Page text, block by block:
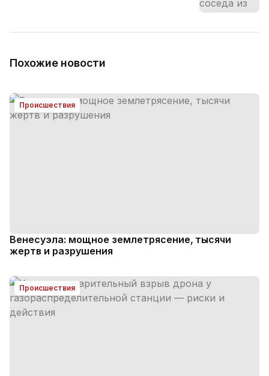
Похожие новости
Происшествия
Венесуэла: мощное землетрясение, тысячи
жертв и разрушения
Происшествия